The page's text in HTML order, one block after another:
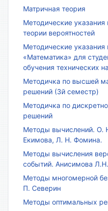
Матричная теория
Методические
теории вероятностей
Методические указания
«Математика» для
обучения технических
Методичка по высшей
решений (3й семестр)
Методичка по
решений
Методы вычислений. О.
Екимова, Л. Н. Фомина.
Методы вычисления
событий. Анисимова
Методы многомерной
П. Северин
Методы оптимальных